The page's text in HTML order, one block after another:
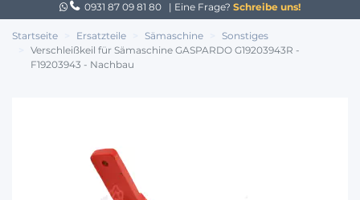
0931 87 09 81 80 | Eine Frage? Schreibe uns!
Startseite Ersatzteile Sämaschine
Sonstiges
Verschleißkeil für Sämaschine GASPARDO G19203943R -
F19203943 - Nachbau